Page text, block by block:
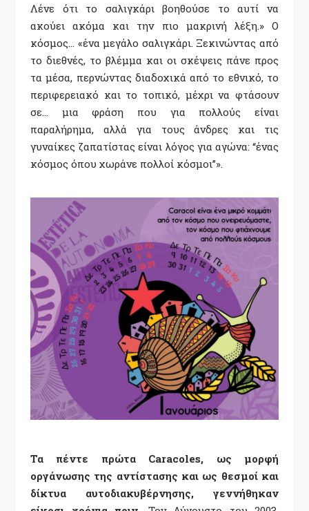
Λένε ότι το σαλιγκάρι βοηθούσε το αυτί να
ακούει ακόμα και την πιο μακρινή λέξη.» Ο
κόσμος… «ένα μεγάλο σαλιγκάρι. Ξεκινώντας από
το διεθνές, το βλέμμα και οι σκέψεις πάνε προς
τα μέσα, περνώντας διαδοχικά από το εθνικό, το
περιφερειακό και το τοπικό, μέχρι να φτάσουν
σε… μια φράση που για πολλούς είναι
παραλήρημα, αλλά για τους άνδρες και τις
γυναίκες ζαπατίστας είναι λόγος για αγώνα: “ένας
κόσμος όπου χωράνε πολλοί κόσμοι”».
Τα πέντε πρώτα Caracoles, ως μορφή
οργάνωσης της αντίστασης και ως θεσμοί και
δίκτυα αυτοδιακυβέρνησης, γεννήθηκαν